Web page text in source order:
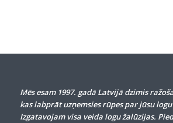
Mēs esam 1997. gadā Latvijā dzimis
kas labprāt uzņemsies rūpes par jūsu
Izgatavojam visa veida logu žalūzijas.